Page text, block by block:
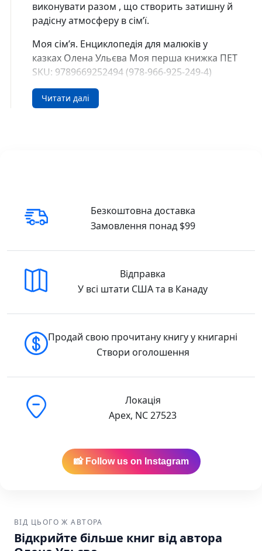
виконувати разом , що створить затишну й
радісну атмосферу в сім’ї.
Моя сім’я. Енциклопедія для малюків у
казках Олена Ульєва Моя перша книжка ПЕТ
SKU: 9789669252494 (978-966-925-249-4)
Купити у США та Канаді
В інтернет-книгарні DreamyShelf.com ви
Читати далі
Безкоштовна доставка
Замовлення понад $99
Відправка
У всі штати США та в Канаду
Продай свою прочитану книгу у книгарні
Створи оголошення
Локація
Apex, NC 27523
📸 Follow us on Instagram
ВІД ЦЬОГО Ж АВТОРА
Відкрийте більше книг від автора